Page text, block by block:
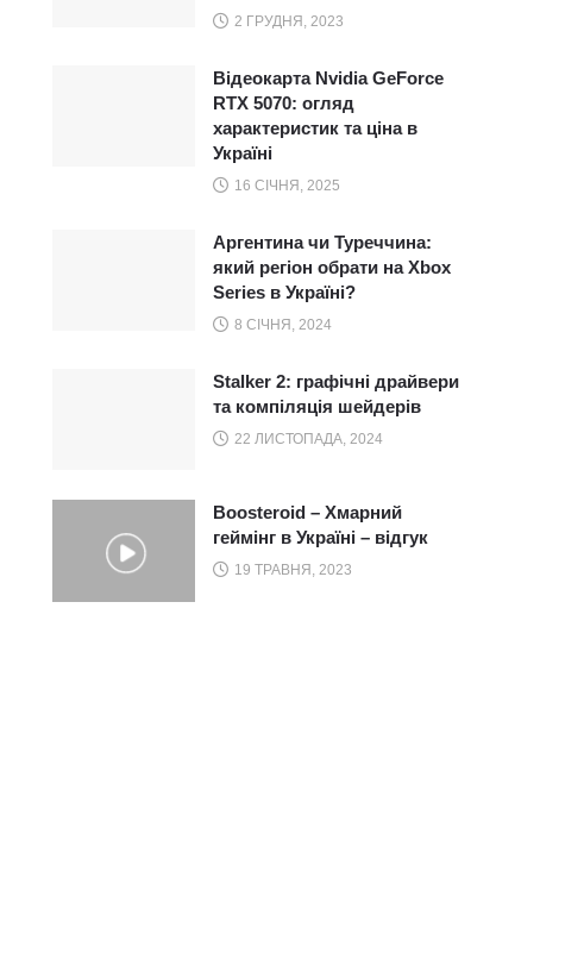
2 ГРУДНЯ, 2023
Відеокарта Nvidia GeForce
RTX 5070: огляд
характеристик та ціна в
Україні
16 СІЧНЯ, 2025
Аргентина чи Туреччина:
який регіон обрати на Xbox
Series в Україні?
8 СІЧНЯ, 2024
Stalker 2: графічні драйвери
та компіляція шейдерів
22 ЛИСТОПАДА, 2024
Boosteroid – Хмарний
геймінг в Україні – відгук
19 ТРАВНЯ, 2023